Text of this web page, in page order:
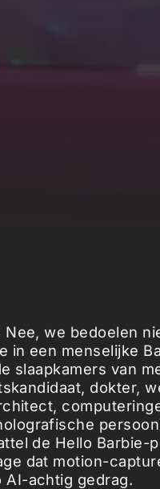
Nee, we bedoelen
in een menselijke
slaapkamers van
dokter,
de Hello Barbie-
dat motion-
AI-achtig gedrag.